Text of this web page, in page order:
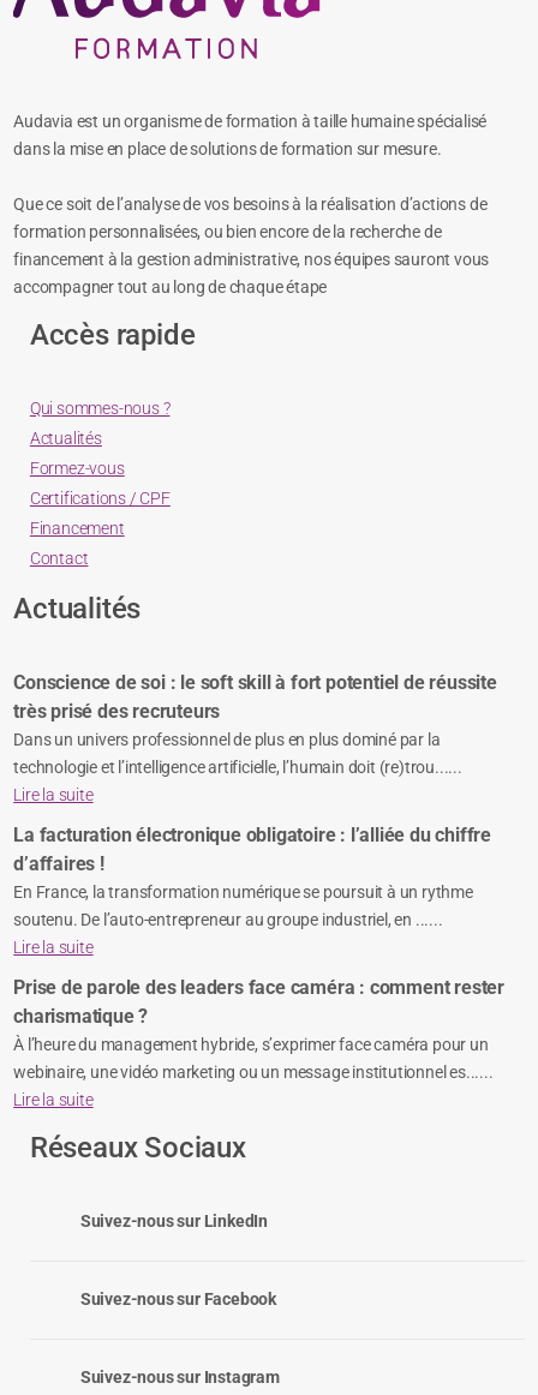
Audavia est un organisme de formation à taille humaine spécialisé
dans la mise en place de solutions de formation sur mesure.
Que ce soit de l’analyse de vos besoins à la réalisation d’actions de
formation personnalisées, ou bien encore de la recherche de
financement à la gestion administrative, nos équipes sauront vous
accompagner tout au long de chaque étape
Accès rapide
Qui sommes-nous ?
Actualités
Formez-vous
Certifications / CPF
Financement
Contact
Actualités
Conscience de soi : le soft skill à fort potentiel de réussite
très prisé des recruteurs
Dans un univers professionnel de plus en plus dominé par la
technologie et l’intelligence artificielle, l’humain doit (re)trou......
Lire la suite
La facturation électronique obligatoire : l’alliée du chiffre
d’affaires !
En France, la transformation numérique se poursuit à un rythme
soutenu. De l’auto-entrepreneur au groupe industriel, en ......
Lire la suite
Prise de parole des leaders face caméra : comment rester
charismatique ?
À l’heure du management hybride, s’exprimer face caméra pour un
webinaire, une vidéo marketing ou un message institutionnel es......
Lire la suite
Réseaux Sociaux
Suivez-nous sur LinkedIn
Suivez-nous sur Facebook
Suivez-nous sur Instagram